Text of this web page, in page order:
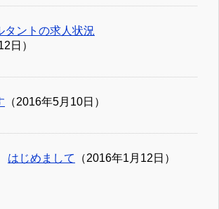
タントの求人状況
日）
（2016年5月10日）
はじめまして （2016年1月12日）